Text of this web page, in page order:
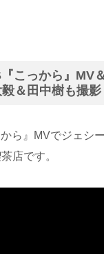
こっから』MV
＆田中樹も撮影
ら』MVでジェシ
店です。